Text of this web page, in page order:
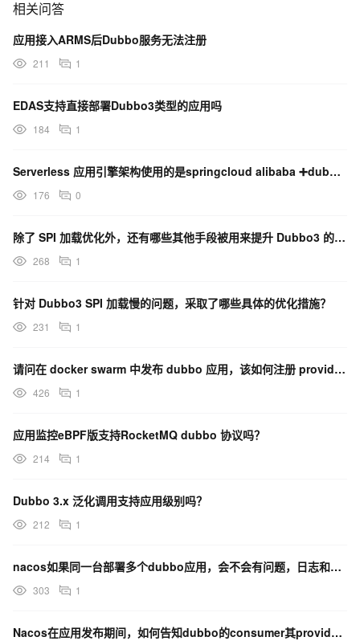
相关问答
应用接入ARMS后Dubbo服务无法注册
211 1
EDAS支持直接部署Dubbo3类型的应用吗
184 1
Serverless 应用引擎架构使用的是springcloud alibaba ➕dubbo 是否
176 0
除了 SPI 加载优化外，还有哪些其他手段被用来提升 Dubbo3 的启动速度？
268 1
针对 Dubbo3 SPI 加载慢的问题，采取了哪些具体的优化措施？
231 1
请问在 docker swarm 中发布 dubbo 应用，该如何注册 provider 的 IP？
426 1
应用监控eBPF版支持RocketMQ dubbo 协议吗？
214 1
Dubbo 3.x 泛化调用支持应用级别吗？
212 1
nacos如果同一台部署多个dubbo应用，会不会有问题，日志和快照是共享 的？
303 1
Nacos在应用发布期间，如何告知dubbo的consumer其provider服务列表变更的？